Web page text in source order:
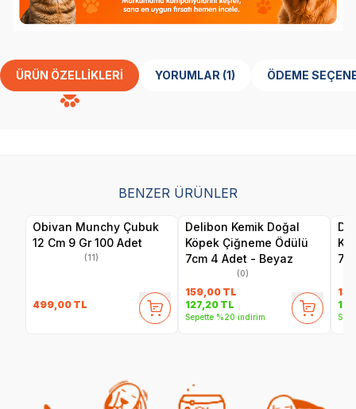
ÜRÜN ÖZELLIKLERI YORUMLAR (1) ÖDEME
BENZER ÜRÜNLER
Obivan Munchy Çubuk
12 Cm 9 Gr 100 Adet
(11)
499,00 TL
Delibon Kemik Doğal
Köpek Çiğneme Ödülü
7cm 4 Adet - Beyaz
(0)
159,00 TL
127,20 TL
Sepette %20 indirim